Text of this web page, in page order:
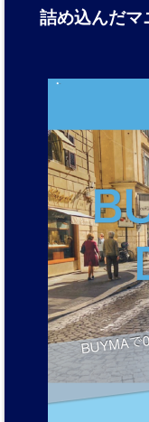
詰め込んだマ